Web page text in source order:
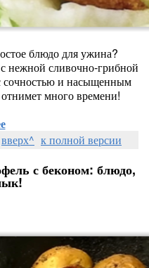
блюдо для ужина?
нежной сливочно‑грибной
и насыщенным
много времени!
вверх^ к полной версии
с беконом: блюдо,